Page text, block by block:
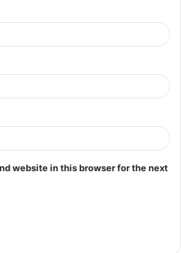
website in this browser for the next